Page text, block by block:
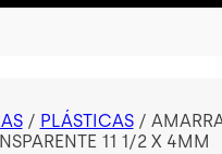
/ PLÁSTICAS/
11 1/2 X 4MM